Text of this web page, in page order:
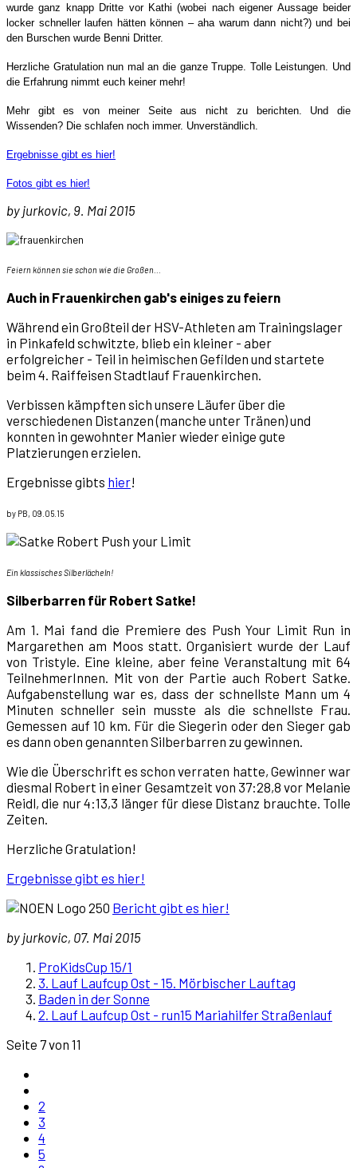
wurde ganz knapp Dritte vor Kathi (wobei nach eigener Aussage beider
locker schneller laufen hätten können – aha warum dann nicht?) und bei
den Burschen wurde Benni Dritter.
Herzliche Gratulation nun mal an die ganze Truppe. Tolle Leistungen. Und
die Erfahrung nimmt euch keiner mehr!
Mehr gibt es von meiner Seite aus nicht zu berichten. Und die
Wissenden? Die schlafen noch immer. Unverständlich.
Ergebnisse gibt es hier!
Fotos gibt es hier!
by jurkovic, 9. Mai 2015
Feiern können sie schon wie die Großen...
Auch in Frauenkirchen gab's einiges zu feiern
Während ein Großteil der HSV-Athleten am Trainingslager
in Pinkafeld schwitzte, blieb ein kleiner - aber
erfolgreicher - Teil in heimischen Gefilden und startete
beim 4. Raiffeisen Stadtlauf Frauenkirchen.
Verbissen kämpften sich unsere Läufer über die
verschiedenen Distanzen (manche unter Tränen) und
konnten in gewohnter Manier wieder einige gute
Platzierungen erzielen.
Ergebnisse gibts hier!
by PB, 09.05.15
Ein klassisches Silberlächeln!
Silberbarren für Robert Satke!
Am 1. Mai fand die Premiere des Push Your Limit Run in
Margarethen am Moos statt. Organisiert wurde der Lauf
von Tristyle. Eine kleine, aber feine Veranstaltung mit 64
TeilnehmerInnen. Mit von der Partie auch Robert Satke.
Aufgabenstellung war es, dass der schnellste Mann um 4
Minuten schneller sein musste als die schnellste Frau.
Gemessen auf 10 km. Für die Siegerin oder den Sieger gab
es dann oben genannten Silberbarren zu gewinnen.
Wie die Überschrift es schon verraten hatte, Gewinner war
diesmal Robert in einer Gesamtzeit von 37:28,8 vor Melanie
Reidl, die nur 4:13,3 länger für diese Distanz brauchte. Tolle
Zeiten.
Herzliche Gratulation!
Ergebnisse gibt es hier!
Bericht gibt es hier!
by jurkovic, 07. Mai 2015
ProKidsCup 15/1
3. Lauf Laufcup Ost - 15. Mörbischer Lauftag
Baden in der Sonne
2. Lauf Laufcup Ost - run15 Mariahilfer Straßenlauf
Seite 7 von 11
2
3
4
5